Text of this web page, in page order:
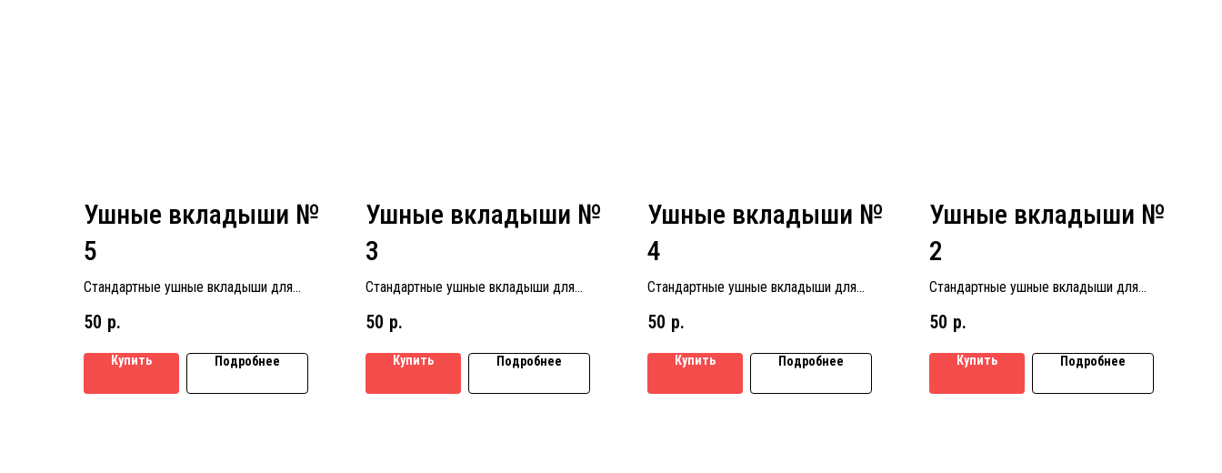
Ушные вкладыши №
5
Стандартные ушные вкладыши для
50 р.
Купить Подробнее
Ушные вкладыши №
3
Стандартные ушные вкладыши для
50 р.
Купить Подробнее
Ушные вкладыши №
4
Стандартные ушные вкладыши для
50 р.
Купить Подробнее
Ушные вкладыши №
2
Стандартные ушные вкладыши для
50 р.
Купить Подробнее